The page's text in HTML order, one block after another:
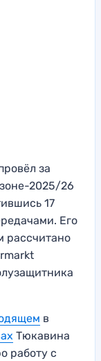
за
2025/26
17
Его
рассчитано
в
Тюкавина
работу с